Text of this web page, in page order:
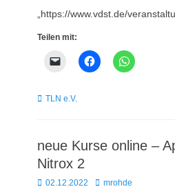
„https://www.vdst.de/
Teilen mit:
Kategorien
TLN e.V.
neue Kurse online –
Nitrox 2
Posted
02.12.2022 Autor
mrohde